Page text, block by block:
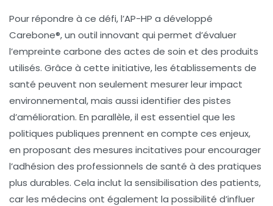
Pour répondre à ce défi, l’AP-HP a développé
Carebone®, un outil innovant qui permet d’évaluer
l’empreinte carbone des actes de soin et des produits
utilisés. Grâce à cette initiative, les établissements de
santé peuvent non seulement mesurer leur impact
environnemental, mais aussi identifier des pistes
d’amélioration. En parallèle, il est essentiel que les
politiques publiques prennent en compte ces enjeux,
en proposant des mesures incitatives pour encourager
l’adhésion des professionnels de santé à des pratiques
plus durables. Cela inclut la sensibilisation des patients,
car les médecins ont également la possibilité d’influer